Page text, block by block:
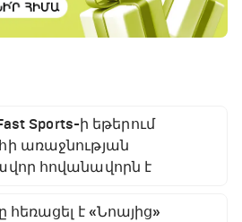
Sports-ի եթերում
առաջնության
հովանավորն է
հեռացել է «Նոայից»